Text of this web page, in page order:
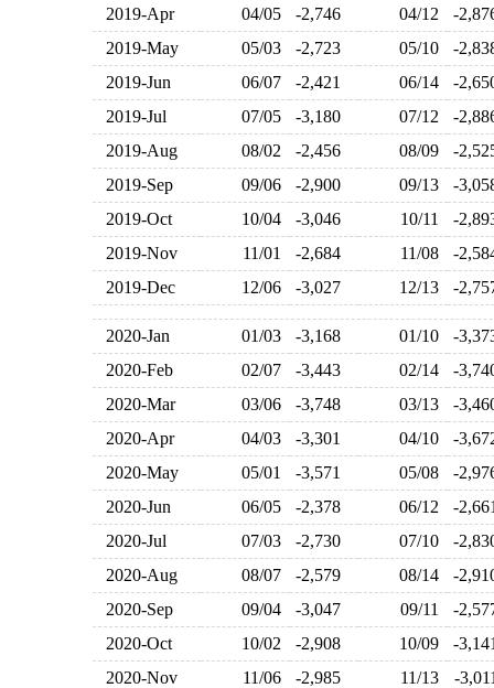
2019-Apr 04/05 -2,746 04/12
-
2019-May
05/03 -2,723 05/10
-
2019-Jun
06/07 -2,421 06/14
-
2019-Jul
07/05 -3,180 07/12
-
2019-Aug
08/02 -2,456 08/09
-
2019-Sep
09/06 -2,900 09/13
-
2019-Oct
10/04 -3,046 10/11
-
2019-Nov
11/01 -2,684 11/08
-
2019-Dec
12/06 -3,027 12/13 -
2020-Jan 01/03 -3,168 01/10
-
2020-Feb
02/07 -3,443 02/14
-
2020-Mar
03/06 -3,748 03/13
-
2020-Apr
04/03 -3,301 04/10
-
2020-May
05/01 -3,571 05/08
-
2020-Jun
06/05 -2,378 06/12
-
2020-Jul
07/03 -2,730 07/10
-
2020-Aug
08/07 -2,579 08/14
-
2020-Sep
09/04 -3,047 09/11
-
2020-Oct
10/02 -2,908 10/09
-
2020-Nov
11/06 -2,985 11/13
-